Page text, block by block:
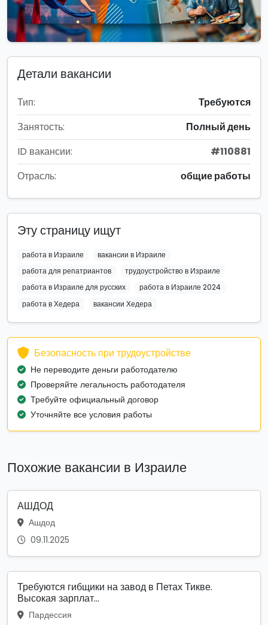
Детали вакансии
Тип:
Требуются
Занятость:
Полный день
ID вакансии:
#110881
Отрасль:
общие работы
Эту страницу ищут
работа в Израиле
вакансии в Израиле
работа для репатриантов
трудоустройство в Израиле
работа в Израиле для русских
работа в Израиле 2024
работа в Хедера
вакансии Хедера
Безопасность при трудоустройстве
Не переводите деньги работодателю
Проверяйте легальность работодателя
Требуйте официальный договор
Уточняйте все условия работы
Похожие вакансии в Израиле
АШДОД
Ашдод
09.11.2025
Требуются гибщики на завод в Петах Тикве.
Высокая зарплат...
Пардессия